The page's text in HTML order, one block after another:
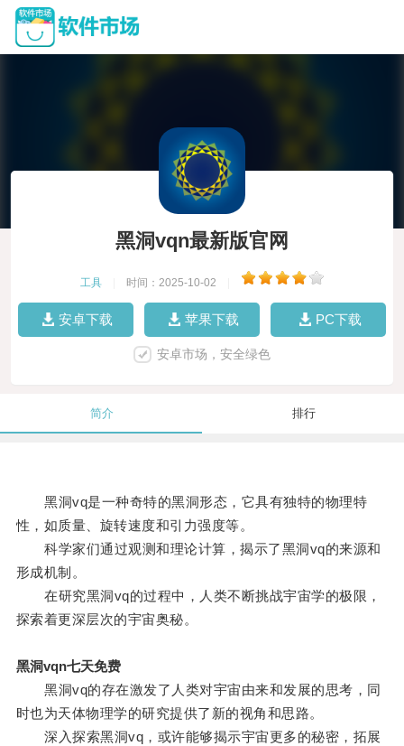
黑洞vqn最新版官网
工具 时间：2025-10-02
安卓下载 苹果下载 PC下载
安卓市场，安全绿色
简介 排行
黑洞vq是一种奇特的黑洞形态，它具有独特的物理特
性，如质量、旋转速度和引力强度等。
科学家们通过观测和理论计算，揭示了黑洞vq的来源和
形成机制。
在研究黑洞vq的过程中，人类不断挑战宇宙学的极限，
探索着更深层次的宇宙奥秘。
黑洞vqn七天免费
黑洞vq的存在激发了人类对宇宙由来和发展的思考，同
时也为天体物理学的研究提供了新的视角和思路。
深入探索黑洞vq，或许能够揭示宇宙更多的秘密，拓展